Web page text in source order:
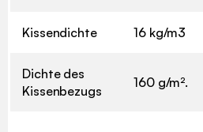
Kissendichte 16 kg/m3
Dichte des
Kissenbezugs
160 g/m².